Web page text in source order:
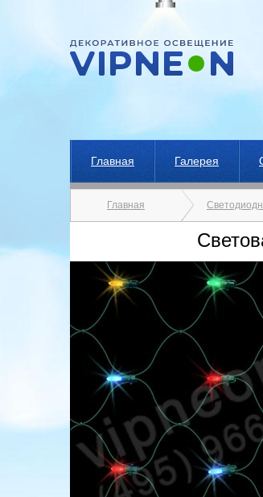
Главная Галерея
Главная